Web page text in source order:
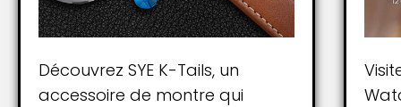
Découvrez SYE K-Tails, un
accessoire de montre qui